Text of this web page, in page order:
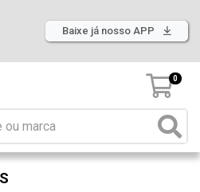
Baixe já nosso APP
0